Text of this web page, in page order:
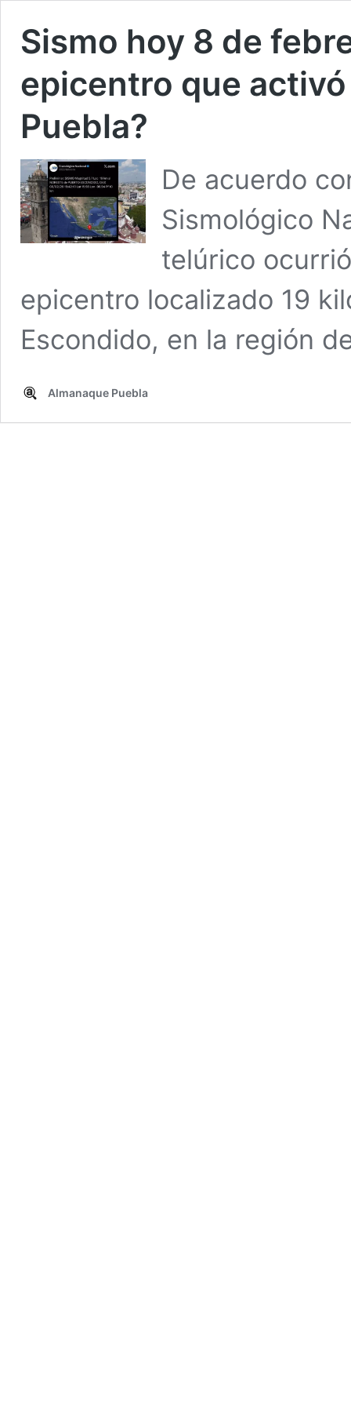
Sismo hoy 8 de
epicentro que
Puebla?
De acuerdo
Sismológico
telúrico
epicentro localizado 19
Escondido, en la región
Almanaque Puebla